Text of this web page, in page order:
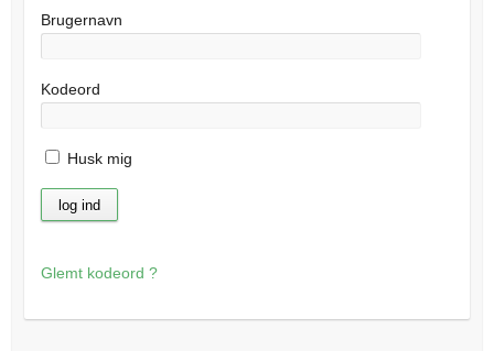
Brugernavn
Kodeord
Husk mig
Glemt kodeord ?